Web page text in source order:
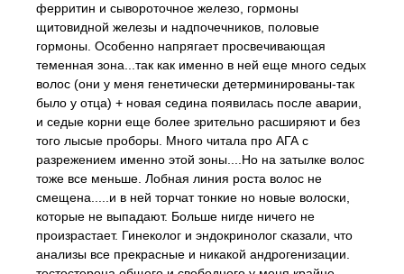
ферритин и сывороточное железо, гормоны
щитовидной железы и надпочечников, половые
гормоны. Особенно напрягает просвечивающая
теменная зона...так как именно в ней еще много седых
волос (они у меня генетически детерминированы-так
было у отца) + новая седина появилась после аварии,
и седые корни еще более зрительно расширяют и без
того лысые проборы. Много читала про АГА с
разрежением именно этой зоны....Но на затылке волос
тоже все меньше. Лобная линия роста волос не
смещена.....и в ней торчат тонкие но новые волоски,
которые не выпадают. Больше нигде ничего не
произрастает. Гинеколог и эндокринолог сказали, что
анализы все прекрасные и никакой андрогенизации.